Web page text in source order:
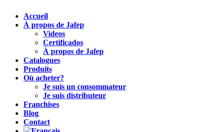
Accueil
À propos de Jafep
Videos
Certificados
À propos de Jafep
Catalogues
Produits
Où acheter?
Je suis un consommateur
Je suis distributeur
Franchises
Blog
Contact